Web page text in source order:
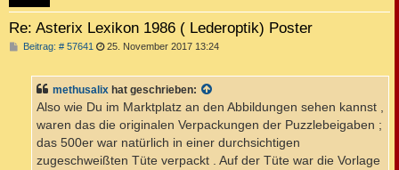
Re: Asterix Lexikon 1986 ( Lederoptik) Poster
Beitrag: # 57641 B
r
a
25. November 2017 13:24
methusalix hat geschrieben:
Also wie Du im Marktplatz an den Abbildungen sehen kannst ,
waren das die originalen Verpackungen der Puzzlebeigaben ;
das 500er war natürlich in einer durchsichtigen
zugeschweißten Tüte verpackt . Auf der Tüte war die Vorlage